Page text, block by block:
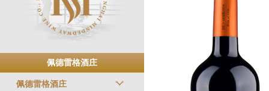
佩德雷格酒庄
佩德雷格酒庄